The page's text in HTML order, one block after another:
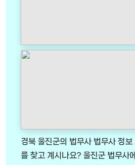
경북 울진군의 법무사 법무사 정보
를 찾고 계시나요? 울진군 법무사에